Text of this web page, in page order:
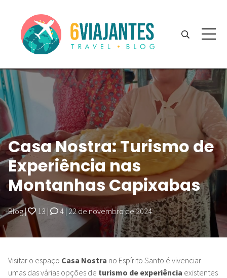
Casa Nostra: Turismo de
Experiência nas
Montanhas Capixabas
Blog| 13 | 4 |22 de novembro de 2024
Visitar o espaço Casa Nostra no Espírito Santo é vivenciar
umas das várias opções de turismo de experiência existentes